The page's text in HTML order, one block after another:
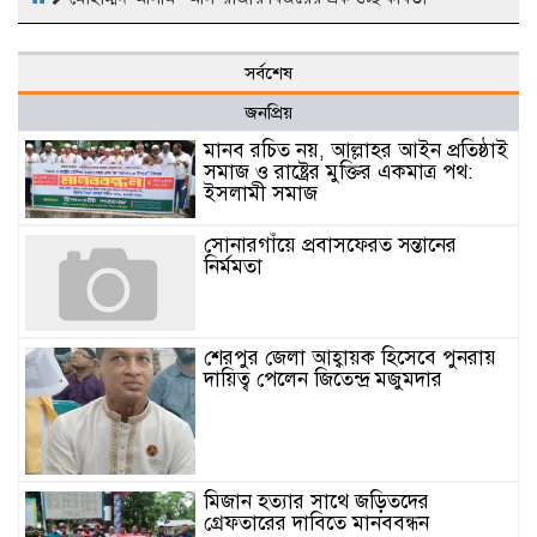
সর্বশেষ
জনপ্রিয়
মানব রচিত নয়, আল্লাহর আইন প্রতিষ্ঠাই
সমাজ ও রাষ্ট্রের মুক্তির একমাত্র পথ:
ইসলামী সমাজ
সোনারগাঁয়ে প্রবাসফেরত সন্তানের
নির্মমতা
শেরপুর জেলা আহ্বায়ক হিসেবে পুনরায়
দায়িত্ব পেলেন জিতেন্দ্র মজুমদার
মিজান হত্যার সাথে জড়িতদের
গ্রেফতারের দাবিতে মানববন্ধন